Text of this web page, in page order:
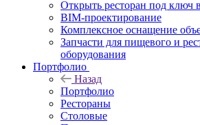
Открыть ресторан под ключ
BIM-проектирование
Комплексное оснащение
Запчасти для пищевого и
оборудования
Портфолио
Назад
Портфолио
Рестораны
Столовые